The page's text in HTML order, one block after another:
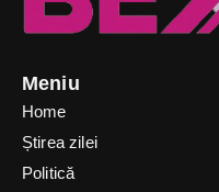
Meniu
Home
Știrea zilei
Politică